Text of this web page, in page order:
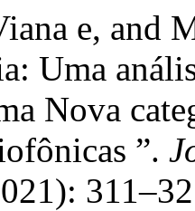
e, and
Uma
Nova
”.